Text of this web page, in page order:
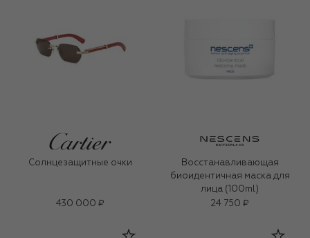
Солнцезащитные очки
430 000 ₽
Восстанавливающая
биоидентичная маска для
лица (100ml)
24 750 ₽